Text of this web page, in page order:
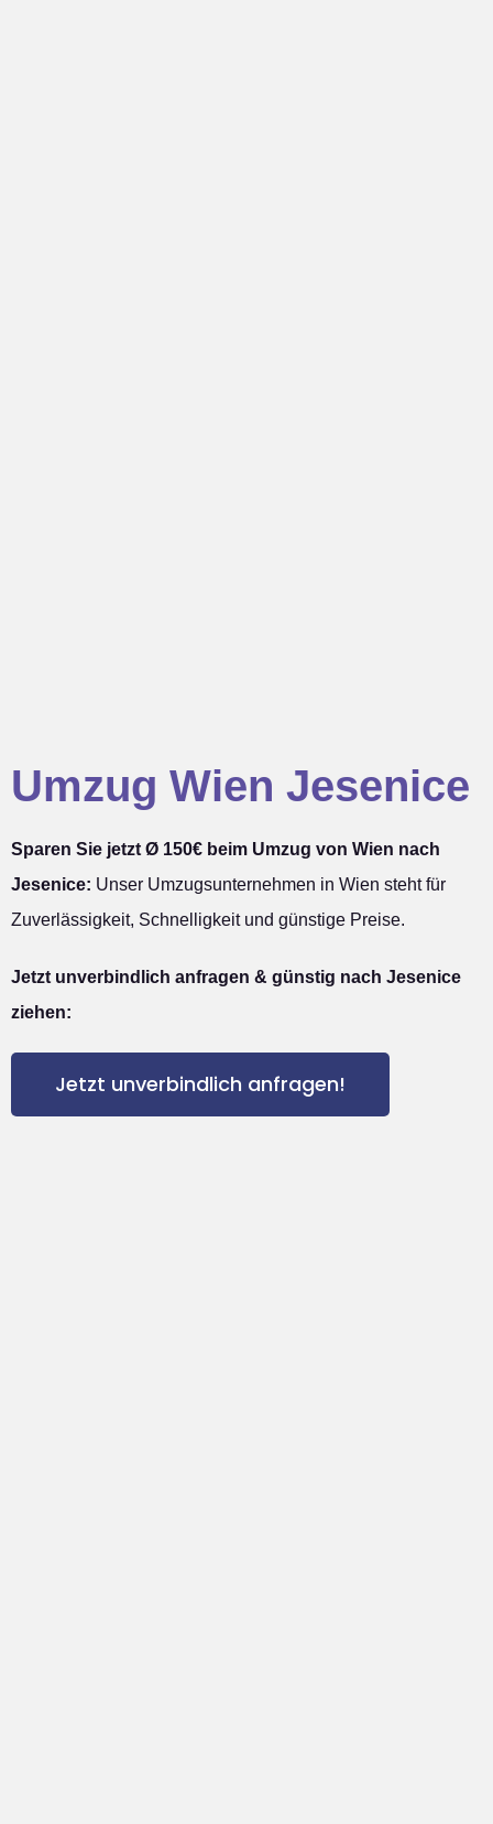
Umzug Wien Jesenice
Sparen Sie jetzt Ø 150€ beim Umzug von Wien nach
Jesenice: Unser Umzugsunternehmen in Wien steht für
Zuverlässigkeit, Schnelligkeit und günstige Preise.
Jetzt unverbindlich anfragen & günstig nach Jesenice
ziehen:
Jetzt unverbindlich anfragen!